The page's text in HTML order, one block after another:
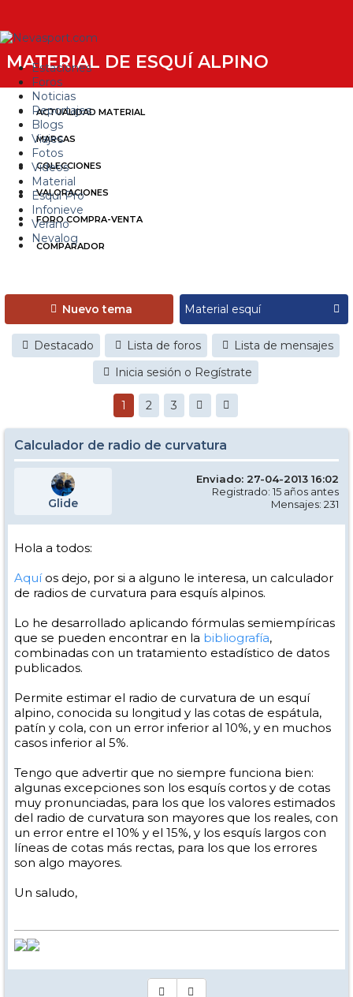
Estaciones
Foros
Noticias
Reportajes
Blogs
Viajes
Fotos
Videos
Material
Esquí Pro
Infonieve
Verano
Nevalog
MATERIAL DE ESQUÍ ALPINO
ACTUALIDAD MATERIAL
MARCAS
COLECCIONES
VALORACIONES
FORO COMPRA-VENTA
COMPARADOR
Nuevo tema
Destacado Lista de foros
Lista de mensajes
Inicia sesión o Regístrate
1 2 3
Calculador de radio de curvatura
Glide
Enviado: 27-04-2013 16:02
Registrado: 15 años antes
Mensajes: 231
Hola a todos:
Aquíos dejo, por si a alguno le interesa, un calculador
de radios de curvatura para esquís alpinos.
Lo he desarrollado aplicando fórmulas semiempíricas
que se pueden encontrar en la bibliografía,
combinadas con un tratamiento estadístico de datos
publicados.
Permite estimar el radio de curvatura de un esquí
alpino, conocida su longitud y las cotas de espátula,
patín y cola, con un error inferior al 10%, y en muchos
casos inferior al 5%.
Tengo que advertir que no siempre funciona bien:
algunas excepciones son los esquís cortos y de cotas
muy pronunciadas, para los que los valores estimados
del radio de curvatura son mayores que los reales, con
un error entre el 10% y el 15%, y los esquís largos con
líneas de cotas más rectas, para los que los errores
son algo mayores.
Un saludo,